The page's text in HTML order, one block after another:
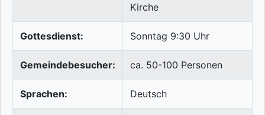
Kirche
Gottesdienst: Sonntag 9:30 Uhr
Gemeindebesucher: ca. 50-100 Personen
Sprachen: Deutsch